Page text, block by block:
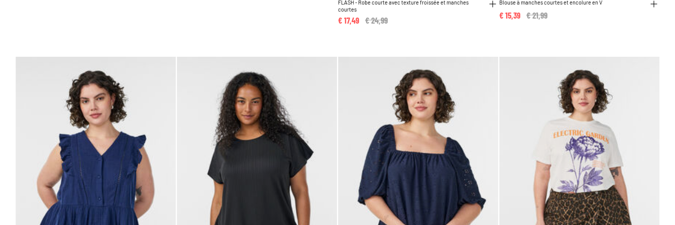
FLASH - Robe courte avec texture froissée et manches
courtes
Price reduced from
€ 24,99
€ 17,49
Blouse à manches courtes et encolure en V
Price reduced from
€ 21,99
€ 15,39